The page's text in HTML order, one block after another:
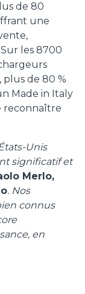
de 80
une
les 8700
de 80 %
Made in Italy
reconnaître
Unis
significatif et
Merlo,
. Nos
connus
en